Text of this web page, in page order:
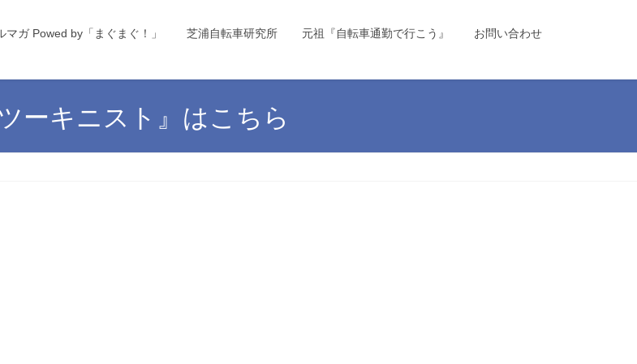
マガ Powed by「まぐまぐ！」 芝浦自転車研究所 元祖『自転車通勤で行こう』 お問い合わせ
ーキニスト』はこちら